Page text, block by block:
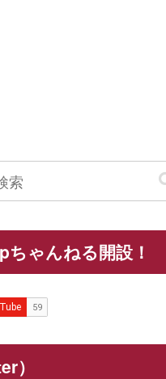
ゃんねる開設！
）